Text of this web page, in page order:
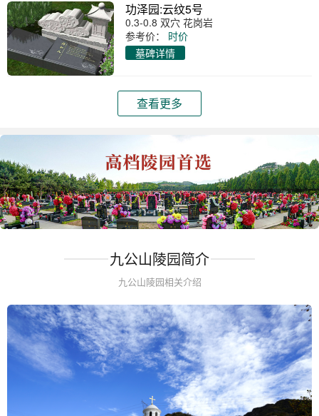
功泽园:云纹5号
0.3-0.8 双穴 花岗岩
参考价：
时价
墓碑详情
查看更多
九公山陵园简介
九公山陵园相关介绍